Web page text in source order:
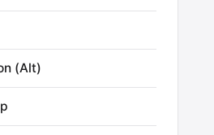
(Alt)